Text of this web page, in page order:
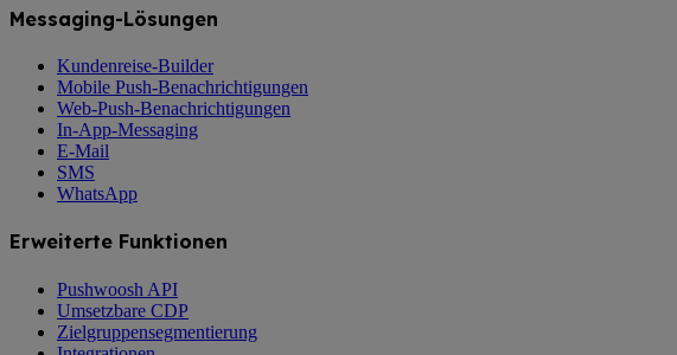
Messaging-Lösungen
Kundenreise-Builder
Mobile Push-Benachrichtigungen
Web-Push-Benachrichtigungen
In-App-Messaging
E-Mail
SMS
WhatsApp
Erweiterte Funktionen
Pushwoosh API
Umsetzbare CDP
Zielgruppensegmentierung